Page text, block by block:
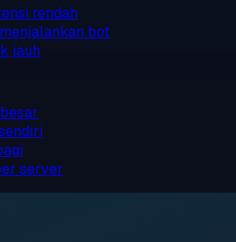
rendah
bot
jauh
server